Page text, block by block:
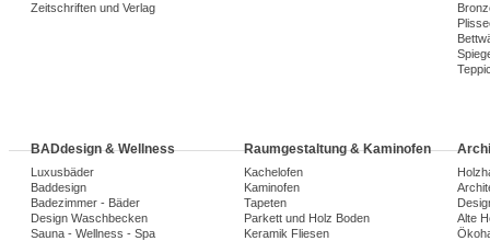
Zeitschriften und Verlag
BADdesign & Wellness
Luxusbäder
Baddesign
Badezimmer - Bäder
Design Waschbecken
Sauna - Wellness - Spa
Raumgestaltung & Kaminofen
Kachelofen
Kaminofen
Tapeten
Parkett und Holz Boden
Keramik Fliesen
Alte